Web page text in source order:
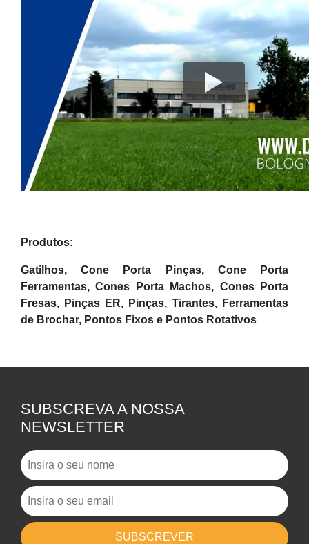
Produtos:
Gatilhos, Cone Porta Pinças, Cone Porta
Ferramentas,Cones Porta Machos, Cones Porta
Fresas, Pinças ER, Pinças, Tirantes, Ferramentas
de Brochar, Pontos Fixos e Pontos Rotativos
SUBSCREVA A NOSSA
NEWSLETTER